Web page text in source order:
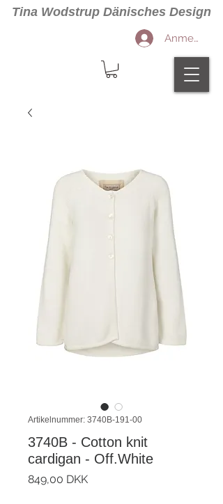
Tina Wodstrup Dänisches Design
Anmelden
Artikelnummer: 3740B-191-00
3740B - Cotton knit
cardigan - Off.White
849,00 DKKPreis